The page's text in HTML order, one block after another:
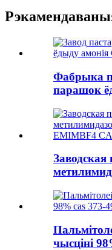
Фабрыка
парашок
Заводская
чысціні